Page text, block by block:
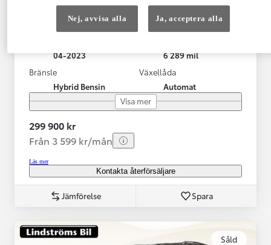
KRYLBO
04-2023
6 289 mil
Bränsle
Hybrid Bensin
Växellåda
Automat
Visa mer
299 900 kr
Från 3 599 kr/mån
Läs mer
Kontakta återförsäljare
Jämförelse Spara
Såld
Nej, avvisa alla Ja, acceptera alla